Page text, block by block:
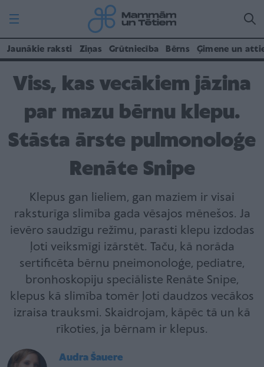
Jaunākie raksti Ziņas Grūtniecība Bērns Ģimene un
Viss, kas vecākiem jāzina
par mazu bērnu klepu.
Stāsta ārste pulmonoloģe
Renāte Snipe
Klepus gan lieliem, gan maziem ir visai
raksturīga slimība gada vēsajos mēnešos. Ja
ievēro saudzīgu režīmu, parasti klepu izdodas
ļoti veiksmīgi izārstēt. Taču, kā norāda
sertificēta bērnu pneimonoloģe, pediatre,
bronhoskopiju speciāliste Renāte Snipe,
klepus kā slimība tomēr ļoti daudzos vecākos
izraisa trauksmi. Skaidrojam, kāpēc tā un kā
rīkoties, ja bērnam ir klepus.
Audra Šauere